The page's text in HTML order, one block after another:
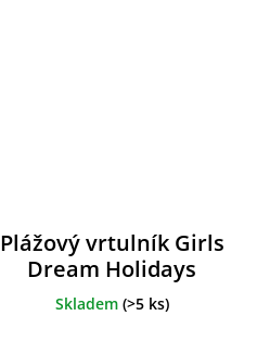
Plážový vrtulník Girls
Dream Holidays
Skladem (>5 ks)